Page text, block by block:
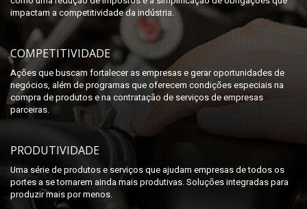
impactam a competitividade da indústria.
COMPETITIVIDADE
Ações que buscam fortalecer as empresas e gerar oportunidades de
negócios, além de programas que oferecem condições especiais na
compra de produtos e na contratação de serviços de empresas
parceiras.
PRODUTIVIDADE
Uma série de produtos e serviços que ajudam empresas de todos os
portes a se tornarem ainda mais produtivas. Soluções integradas para
produzir mais por menos.